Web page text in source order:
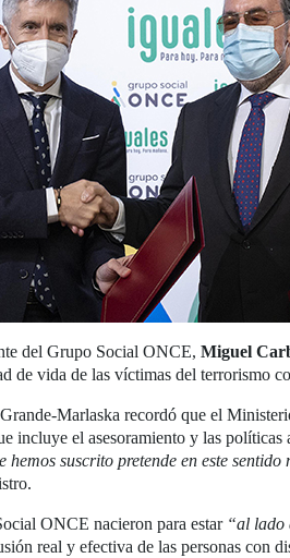
del Grupo Social ONCE, Miguel
de vida de las víctimas del terrorismo
Marlaska recordó que el
incluye el asesoramiento y las políticas
suscrito pretende en este
ONCE nacieron para estar “al lado
real y efectiva de las personas con